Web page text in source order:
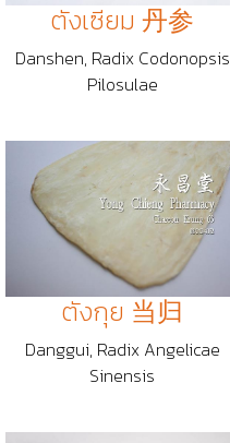
ตังเซียม 丹参
Danshen, Radix Codonopsis
Pilosulae
ตังกุย 当归
Danggui, Radix Angelicae
Sinensis